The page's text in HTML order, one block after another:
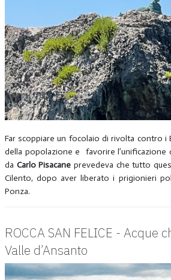
Far scoppiare un focolaio di rivolta contro
della popolazione e favorire l’unificazione
da Carlo Pisacane prevedeva che tutto
Cilento, dopo aver liberato i prigionieri
Ponza.
ROCCA SAN FELICE - Acque
Valle d’Ansanto